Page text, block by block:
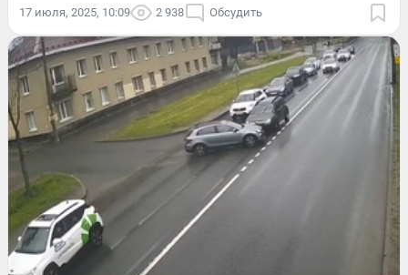
17 июля, 2025, 10:09 2 938 Обсудить